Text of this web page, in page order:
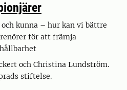
kunna – hur kan vi bättre
för att främja
och Christina Lundström.
stiftelse.